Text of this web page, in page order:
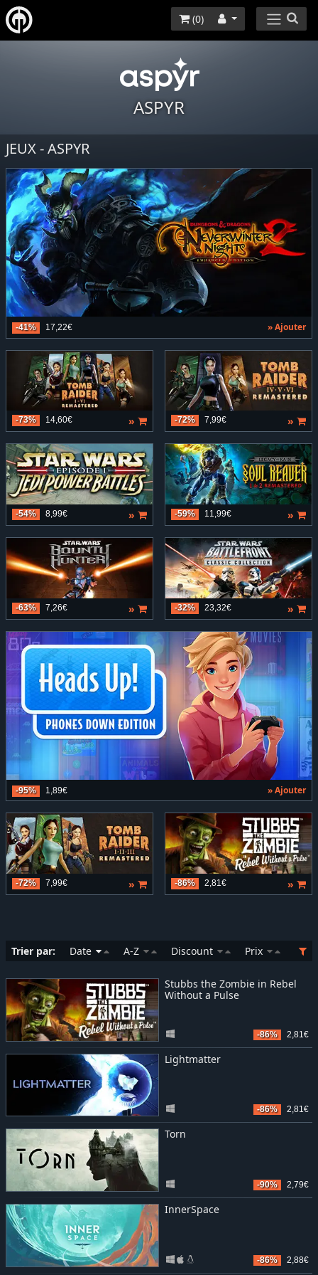
(0)
ASPYR
JEUX - ASPYR
-41% 17,22€ » Ajouter
-73% 14,60€ » -72% 7,99€ »
-54% 8,99€ » -59% 11,99€ »
-63% 7,26€ » -32% 23,32€ »
-95% 1,89€ » Ajouter
-72% 7,99€ » -86% 2,81€ »
Trier par: Date A-Z Discount Prix
Stubbs the Zombie in Rebel
Without a Pulse
-86% 2,81€
Lightmatter
-86% 2,81€
Torn
-90% 2,79€
InnerSpace
-86% 2,88€